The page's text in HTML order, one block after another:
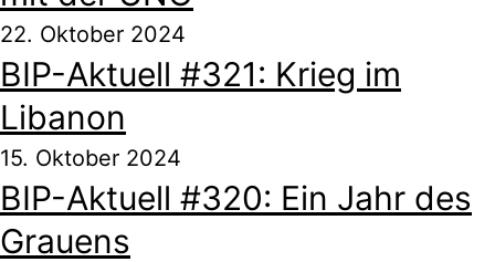
22. Oktober 2024
BIP-Aktuell #321: Krieg im
Libanon
15. Oktober 2024
BIP-Aktuell #320: Ein Jahr des
Grauens